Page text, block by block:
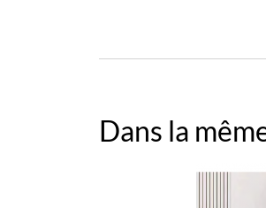
Dans la